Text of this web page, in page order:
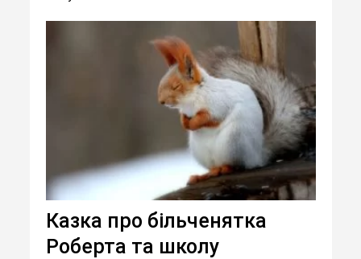
Казка про більченятка
Роберта та школу